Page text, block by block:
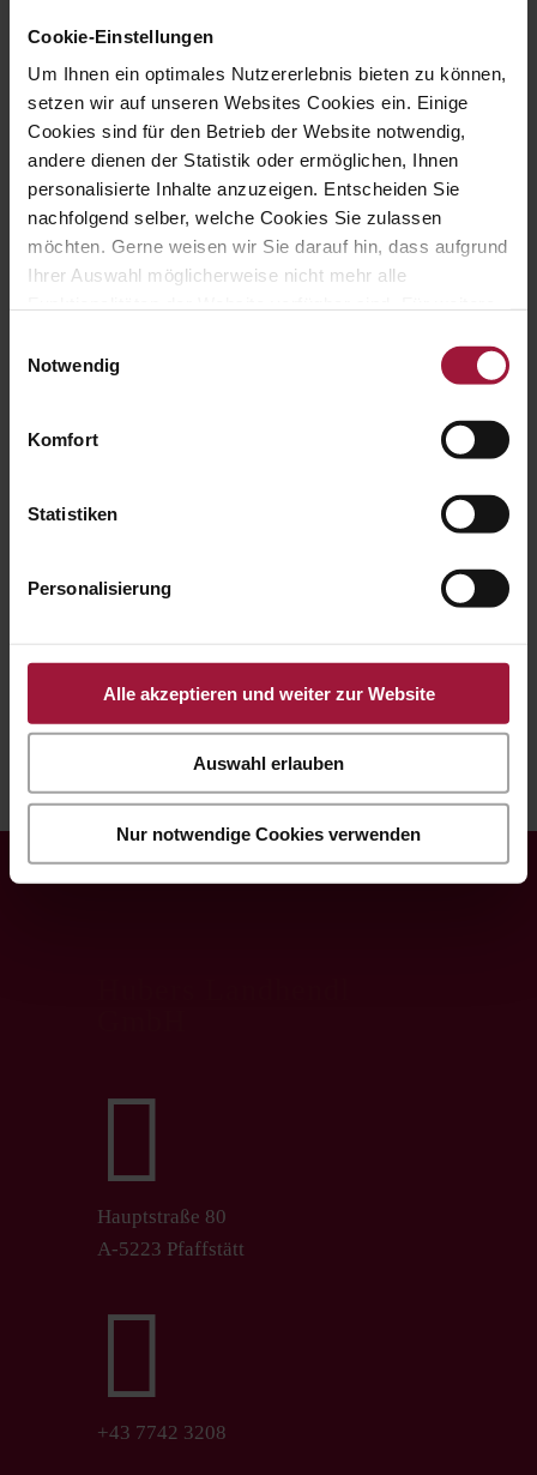
Cookie-Einstellungen
Um Ihnen ein optimales Nutzererlebnis bieten zu können,
setzen wir auf unseren Websites Cookies ein. Einige
Cookies sind für den Betrieb der Website notwendig,
andere dienen der Statistik oder ermöglichen, Ihnen
personalisierte Inhalte anzuzeigen. Entscheiden Sie
nachfolgend selber, welche Cookies Sie zulassen
möchten. Gerne weisen wir Sie darauf hin, dass aufgrund
Ihrer Auswahl möglicherweise nicht mehr alle
Datenschutzerklärung und Cookie Policy.
Notwendig
Komfort
Statistiken
Personalisierung
Alle akzeptieren und weiter zur Website
Auswahl erlauben
Nur notwendige Cookies verwenden
Hauptstraße 80
A-5223 Pfaffstätt
+43 (0) 7742 / 32 08 – 166
Szombat 8:00 -13:00

Hauptstraße 80
A-5223 Pfaffstätt

+43 7742 3208